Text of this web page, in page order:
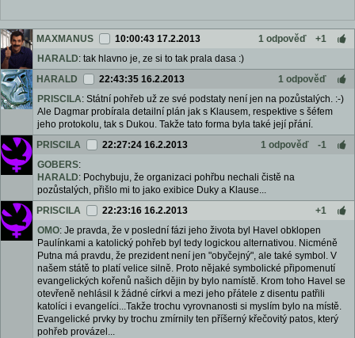
MAXMANUS 10:00:43 17.2.2013 1 odpověď
+1
HARALD: tak hlavno je, ze si to tak prala dasa :)
HARALD
22:43:35 16.2.2013
1 odpověď
PRISCILA: Státní pohřeb už ze své podstaty není jen na pozůstalých. :-)
Ale Dagmar probírala detailní plán jak s Klausem, respektive s šéfem
jeho protokolu, tak s Dukou. Takže tato forma byla také její přání.
PRISCILA
22:27:24 16.2.2013 1 odpověď
-1
GOBERS:
HARALD: Pochybuju, že organizaci pohřbu nechali čistě na
pozůstalých, přišlo mi to jako exibice Duky a Klause...
PRISCILA
22:23:16 16.2.2013
+1
OMO: Je pravda, že v poslední fázi jeho života byl Havel obklopen
Paulínkami a katolický pohřeb byl tedy logickou alternativou. Nicméně
Putna má pravdu, že prezident není jen "obyčejný", ale také symbol. V
našem státě to platí velice silně. Proto nějaké symbolické připomenutí
evangelických kořenů našich dějin by bylo namístě. Krom toho Havel se
otevřeně nehlásil k žádné církvi a mezi jeho přátele z disentu patřili
katolíci i evangelíci...Takže trochu vyrovnanosti si myslím bylo na místě.
Evangelické prvky by trochu zmírnily ten příšerný křečovitý patos, který
pohřeb provázel...